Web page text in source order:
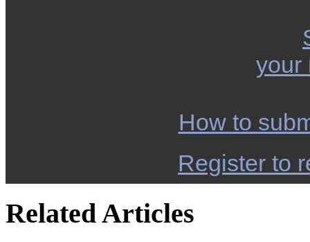
your
How to
Register to
Related Articles